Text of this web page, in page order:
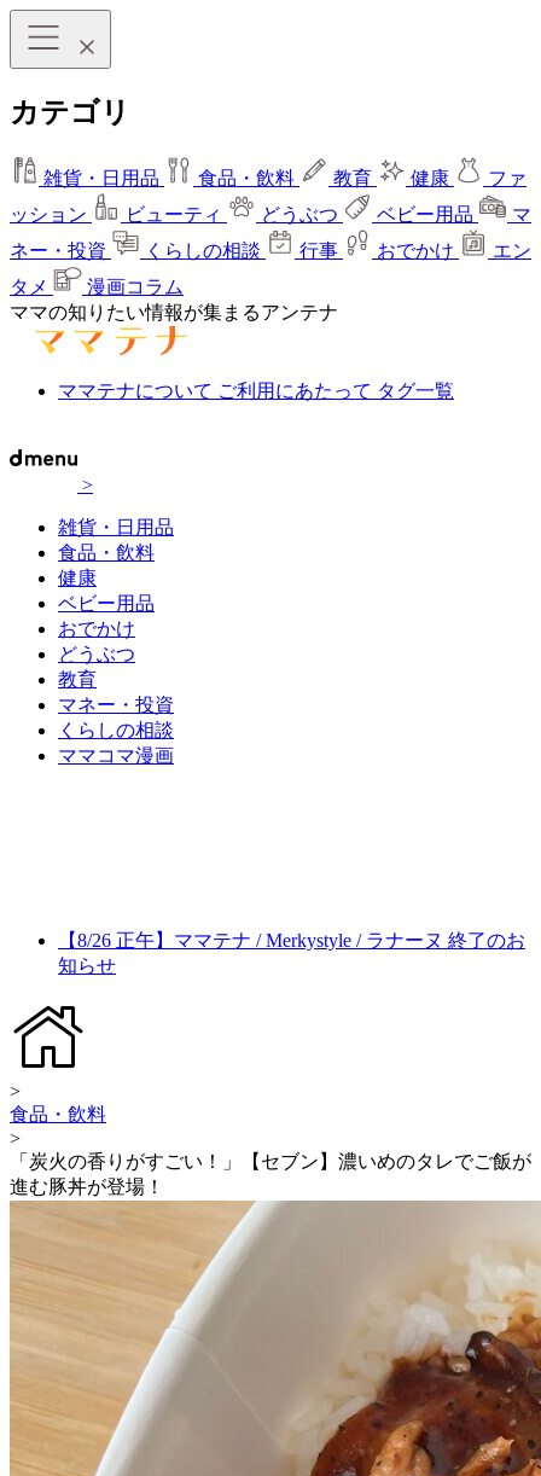
カテゴリ
雑貨・日用品 食品・飲料 教育 健康
ファ
ッション
ビューティ どうぶつ ベビー用品
マ
ネー・投資
くらしの相談 行事 おでかけ
エン
タメ
漫画コラム
ママの知りたい情報が集まるアンテナ
ママテナについて ご利用にあたって タグ一覧
>
雑貨・日用品
食品・飲料
健康
ベビー用品
おでかけ
どうぶつ
教育
マネー・投資
くらしの相談
ママコマ漫画
【8/26 正午】ママテナ / Merkystyle / ラナーヌ 終了のお
知らせ
>
食品・飲料
>
「炭火の香りがすごい！」【セブン】濃いめのタレでご飯が
進む豚丼が登場！